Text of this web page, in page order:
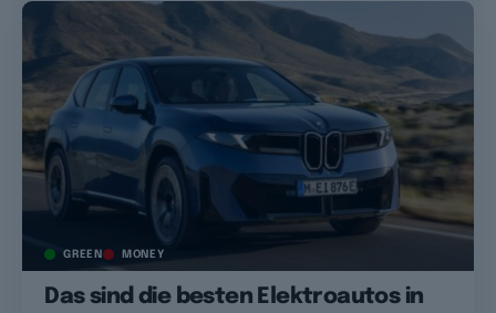
GREEN MONEY
Das sind die besten Elektroautos in